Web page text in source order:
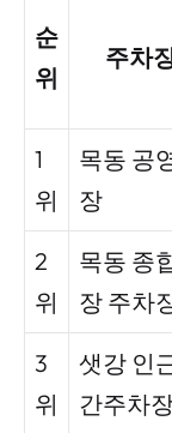
순
위
주차
1
위
목동 공
장
2
위
목동 종
장 주차
3
위
샛강 인
간주차